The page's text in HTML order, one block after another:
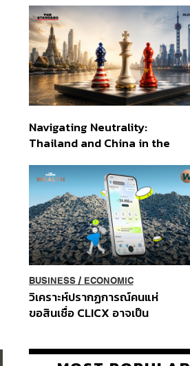
ส่วนยุทธศาสตร์ไทย –
อินโดนีเซีย
Navigating Neutrality:
Thailand and China in the
Order
BUSINESS/ ECONOMIC
วิเคราะห์ปรากฏการณ์คนแห่
ขอสินเชื่อ CLICX อาจเป็น
ปัญหาหนี้ครัวเรือนไทยที่ถูกซุก